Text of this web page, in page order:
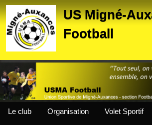
US Migné-
Football
Le club Organisation Volet Sportif
Panneau de gestion des cookies